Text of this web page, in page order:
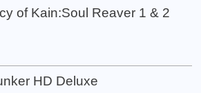
of Kain:Soul Reaver 1 & 2
HD Deluxe